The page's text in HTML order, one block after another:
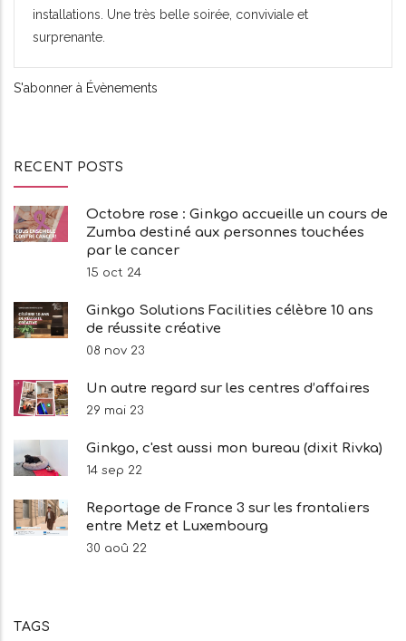
installations. Une très belle soirée, conviviale et
surprenante.
S'abonner à Évènements
RECENT POSTS
Octobre rose : Ginkgo accueille un cours de
Zumba destiné aux personnes touchées
par le cancer
15 oct 24
Ginkgo Solutions Facilities célèbre 10 ans
de réussite créative
08 nov 23
Un autre regard sur les centres d’affaires
29 mai 23
Ginkgo, c'est aussi mon bureau (dixit Rivka)
14 sep 22
Reportage de France 3 sur les frontaliers
entre Metz et Luxembourg
30 aoû 22
TAGS